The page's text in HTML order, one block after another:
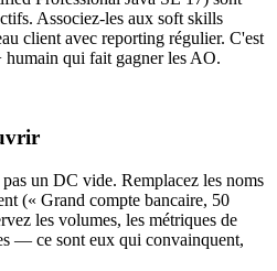
Associez-les aux soft skills
client avec reporting régulier. C'est
humain qui fait gagner les AO.
un DC vide. Remplacez les noms
(« Grand compte bancaire, 50
les volumes, les métriques de
— ce sont eux qui convainquent,